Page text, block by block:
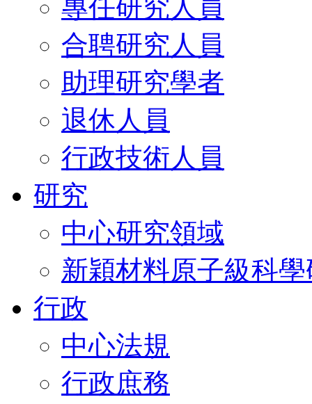
專任研究人員
合聘研究人員
助理研究學者
退休人員
行政技術人員
研究
中心研究領域
新穎材料原子級科
行政
中心法規
行政庶務